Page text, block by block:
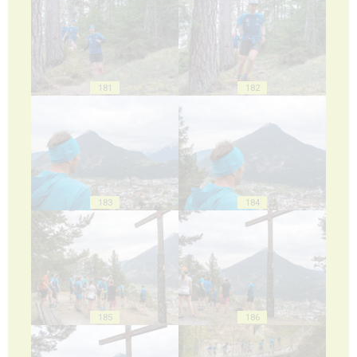
181 182
183 184
185 186